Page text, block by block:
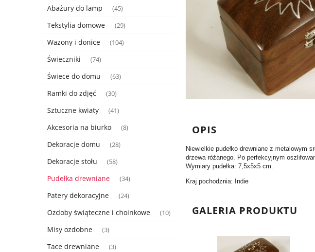
Abażury do lamp (45)
Tekstylia domowe (29)
Wazony i donice (104)
Świeczniki (74)
Świece do domu (63)
Ramki do zdjęć (30)
Sztuczne kwiaty (41)
Akcesoria na biurko (8)
Dekoracje domu (28)
Dekoracje stołu (58)
Pudełka drewniane (34)
Patery dekoracyjne (24)
Ozdoby świąteczne i choinkowe (10)
Misy ozdobne (3)
Tace drewniane (3)
OPIS
Niewielkie pudełko drewniane z metalowym
drzewa różanego. Po perfekcyjnym
Wymiary pudełka: 7,5x5x5 cm.
Kraj pochodznia: Indie
GALERIA PRODUKTU